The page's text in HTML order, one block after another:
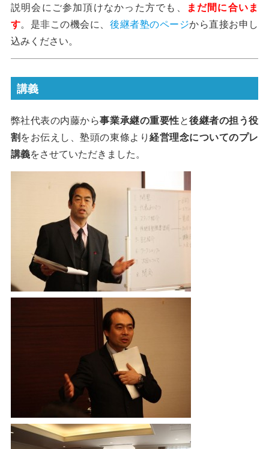
説明会にご参加頂けなかった方でも、
まだ間に合いま
す。是非この機会に、 後継者塾のページから直接お申し
込みください。
講義
弊社代表の内藤から事業承継の重要性と後継者の担う役
割をお伝えし、塾頭の東條より経営理念についてのプレ
講義をさせていただきました。